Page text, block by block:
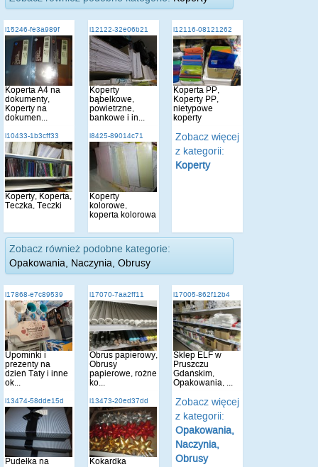
i15246-fe3a989f
Koperta A4 na
dokumenty,
Koperty na
dokumen...
i12122-32e06b21
Koperty
bąbelkowe,
powietrzne,
bankowe i in...
i12116-08121262
Koperta PP,
Koperty PP,
nietypowe
koperty
i10433-1b3cff33
Koperty, Koperta,
Teczka, Teczki
i8425-89014c71
Koperty
kolorowe,
koperta kolorowa
Zobacz więcej
z kategorii:
Koperty
Zobacz również podobne kategorie:
Opakowania, Naczynia, Obrusy
i17868-e7c89539
Upominki i
prezenty na
dzień Taty i inne
ok...
i17070-7aa2ff11
Obrus papierowy,
Obrusy
papierowe, rożne
ko...
i17005-862f12b4
Sklep ELF w
Pruszczu
Gdańskim,
Opakowania, ...
i13474-58dde15d
Pudełka na
i13473-20ed37dd
Kokardka
Zobacz więcej
z kategorii:
Opakowania,
Naczynia,
Obrusy